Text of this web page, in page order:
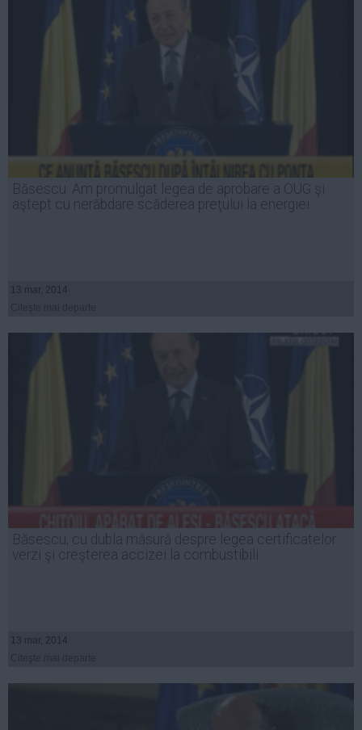
Băsescu: Am promulgat legea de aprobare a OUG şi
aştept cu nerăbdare scăderea preţului la energiei
13 mar, 2014
Băsescu, cu dubla măsură despre legea certificatelor
verzi şi creşterea accizei la combustibili
13 mar, 2014